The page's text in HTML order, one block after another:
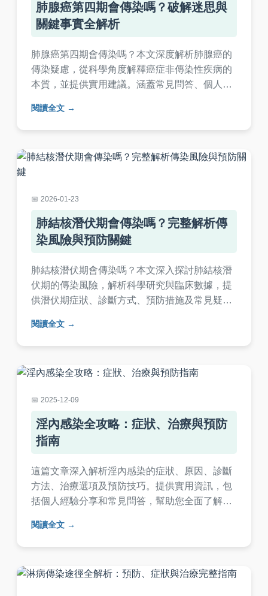
肺腺癌第四期會傳染嗎？破解迷思與
關鍵事實全解析
肺腺癌第四期會傳染嗎？本文深度解析肺腺癌的
傳染疑慮，從科學角度解釋癌症非傳染性疾病的
本質，並提供實用建議。涵蓋常見問答、個人經
基於醫學事實，語言易懂，適合患者及家屬閱
讀。
閱讀全文
2026-01-23
肺結核潛伏期會傳染嗎？完整解析傳
染風險與預防關鍵
肺結核潛伏期會傳染嗎？本文深入探討肺結核潛
伏期的傳染風險，解析科學研究與臨床數據，提
供潛伏期症狀、診斷方式、預防措施及常見疑問
身健康。
閱讀全文
2025-12-09
淫內感染全攻略：症狀、治療與預防
指南
這篇文章深入解析淫內感染的症狀、原因、診斷
方法、治療選項及預防技巧。提供實用資訊，包
括個人經驗分享和常見問答，幫助您全面了解淫
閱讀全文